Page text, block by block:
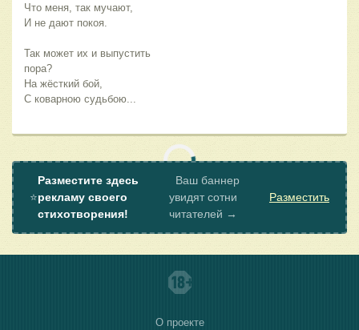
Что меня, так мучают,
И не дают покоя.
Так может их и выпустить
пора?
На жёсткий бой,
С коварною судьбою...
⭐
Разместите здесь
рекламу своего
стихотворения!
Ваш баннер
увидят сотни
читателей →
Разместить
О проекте